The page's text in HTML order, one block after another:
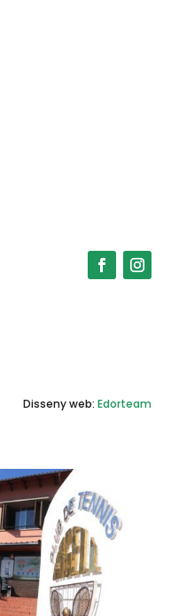
Disseny web: Edorteam